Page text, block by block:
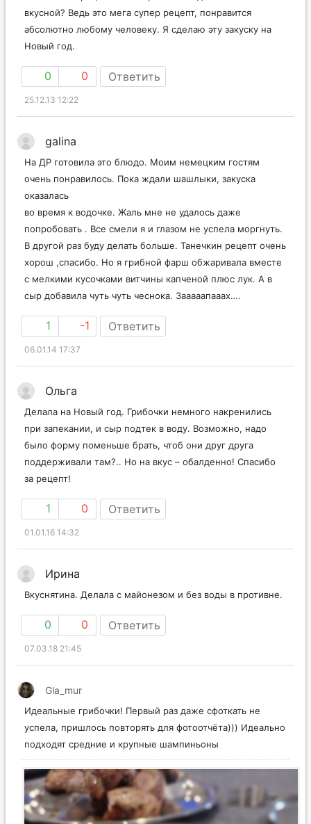
вкусной? Ведь это мега супер рецепт, понравится
абсолютно любому человеку. Я сделаю эту закуску на
Новый год.
0 0 Ответить
25.12.13 12:22
galina
На ДР готовила это блюдо. Моим немецким гостям
очень понравилось. Пока ждали шашлыки, закуска
оказалась
во время к водочке. Жаль мне не удалось даже
попробовать . Все смели я и глазом не успела моргнуть.
В другой раз буду делать больше. Танечкин рецепт очень
хорош ,спасибо. Но я грибной фарш обжаривала вместе
с мелкими кусочками витчины капченой плюс лук. А в
сыр добавила чуть чуть чеснока. Зааааапааах….
1 -1 Ответить
06.01.14 17:37
Ольга
Делала на Новый год. Грибочки немного накренились
при запекании, и сыр подтек в воду. Возможно, надо
было форму поменьше брать, чтоб они друг друга
поддерживали там?.. Но на вкус – обалденно! Спасибо
за рецепт!
1 0 Ответить
01.01.16 14:32
Ирина
Вкуснятина. Делала с майонезом и без воды в противне.
0 0 Ответить
07.03.18 21:45
Gla_mur
Идеальные грибочки! Первый раз даже сфоткать не
успела, пришлось повторять для фотоотчёта))) Идеально
подходят средние и крупные шампиньоны